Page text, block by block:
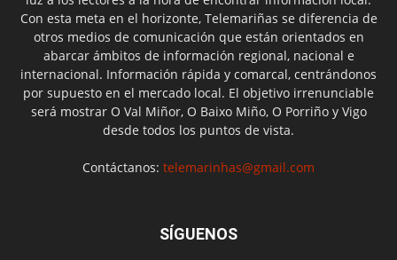
Con esta meta en el horizonte, Telemariñas se diferencia de
otros medios de comunicación que están orientados en
abarcar ámbitos de información regional, nacional e
internacional. Información rápida y comarcal, centrándonos
por supuesto en el mercado local. El objetivo irrenunciable
será mostrar O Val Miñor, O Baixo Miño, O Porriño y Vigo
desde todos los puntos de vista.
Contáctanos: telemarinhas@gmail.com
SÍGUENOS